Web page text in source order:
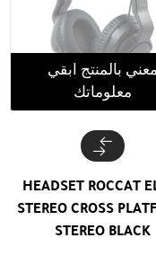
معني بالمنتج ابقي
معلوماتك
HEADSET ROCCAT
STEREO CROSS
STEREO BLACK